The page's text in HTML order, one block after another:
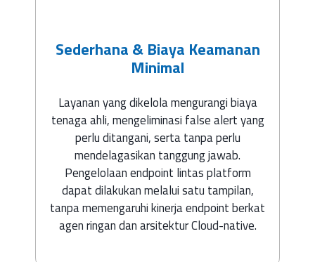
Sederhana & Biaya Keamanan
Minimal
Layanan yang dikelola mengurangi biaya
tenaga ahli, mengeliminasi false alert yang
perlu ditangani, serta tanpa perlu
mendelagasikan tanggung jawab.
Pengelolaan endpoint lintas platform
dapat dilakukan melalui satu tampilan,
tanpa memengaruhi kinerja endpoint berkat
agen ringan dan arsitektur Cloud-native.